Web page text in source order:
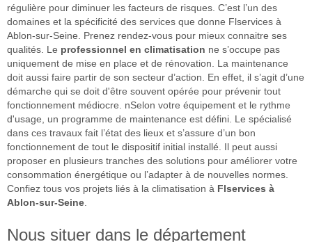
régulière pour diminuer les facteurs de risques. C’est l’un des
domaines et la spécificité des services que donne Flservices à
Ablon-sur-Seine. Prenez rendez-vous pour mieux connaitre ses
qualités. Le professionnel en climatisation ne s’occupe pas
uniquement de mise en place et de rénovation. La maintenance
doit aussi faire partir de son secteur d’action. En effet, il s’agit d’une
démarche qui se doit d'être souvent opérée pour prévenir tout
fonctionnement médiocre. nSelon votre équipement et le rythme
d'usage, un programme de maintenance est défini. Le spécialisé
dans ces travaux fait l’état des lieux et s’assure d’un bon
fonctionnement de tout le dispositif initial installé. Il peut aussi
proposer en plusieurs tranches des solutions pour améliorer votre
consommation énergétique ou l’adapter à de nouvelles normes.
Confiez tous vos projets liés à la climatisation à Flservices à
Ablon-sur-Seine
Nous situer dans le département